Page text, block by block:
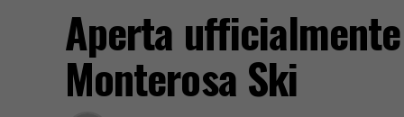
Aperta
Monterosa Ski